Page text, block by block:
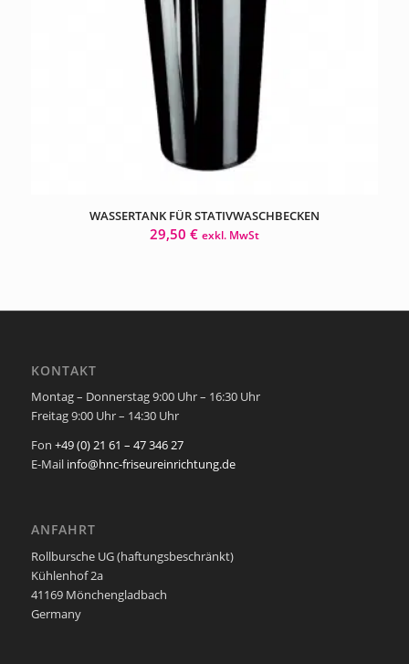
WASSERTANK FÜR STATIVWASCHBECKEN
29,50 € exkl. MwSt
KONTAKT
Montag – Donnerstag 9:00 Uhr – 16:30 Uhr
Freitag 9:00 Uhr – 14:30 Uhr
Fon +49 (0) 21 61 – 47 346 27
E-Mail info@hnc-friseureinrichtung.de
ANFAHRT
Rollbursche UG (haftungsbeschränkt)
Kühlenhof 2a
41169 Mönchengladbach
Germany